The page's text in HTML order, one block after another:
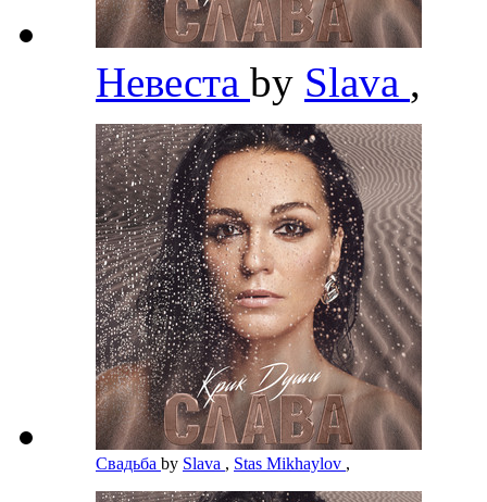
Невеста by Slava ,
Свадьба by Slava , Stas Mikhaylov ,